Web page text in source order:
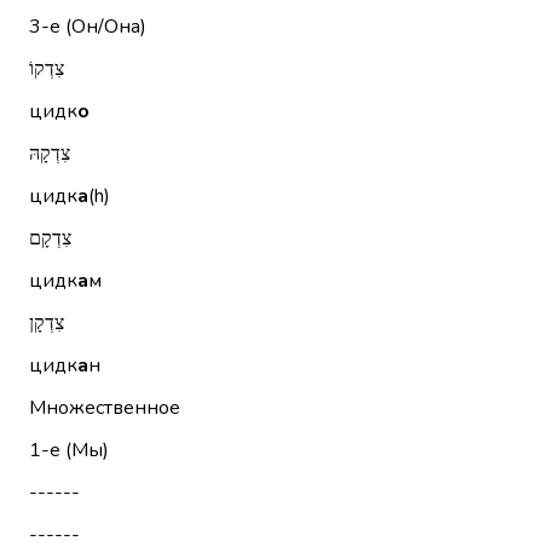
3-е (Он/Она)
צִדְקוֹ
цидко
צִדְקָהּ
цидка(h)
צִדְקָם
цидкам
צִדְקָן
цидкан
Множественное
1-е (Мы)
------
------